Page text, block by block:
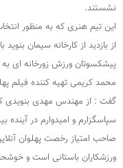
نشستند.
این تیم هنری که به منظور
از بازدید از کارخانه سیمان
پیشکسوتان ورزش زورخانه ای
محمد کریمی تهیه کننده فیلم
گفت : از مهندس مهدی بنویدی
سپاسگزارم و امیدوارم در
صاحب امتیاز رخصت پهلوان
ورزشکاران باستانی است و